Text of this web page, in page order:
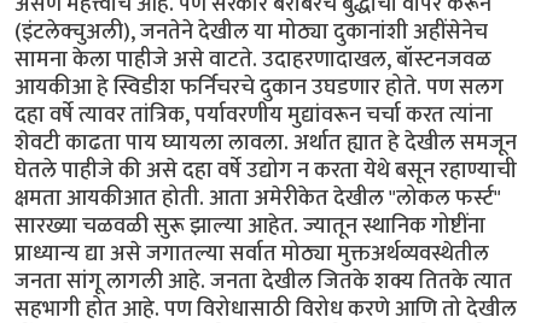
(इंटलेक्चुअली), जनतेने देखील या मोठ्या दुकानांशी अहींसेनेच
सामना केला पाहीजे असे वाटते. उदाहरणादाखल, बॉस्टनजवळ
आयकीआ हे स्विडीश फर्निचरचे दुकान उघडणार होते. पण सलग
दहा वर्षे त्यावर तांत्रिक, पर्यावरणीय मुद्यांवरून चर्चा करत त्यांना
शेवटी काढता पाय घ्यायला लावला. अर्थात ह्यात हे देखील समजून
घेतले पाहीजे की असे दहा वर्षे उद्योग न करता येथे बसून रहाण्याची
क्षमता आयकीआत होती. आता अमेरीकेत देखील "लोकल फर्स्ट"
सारख्या चळवळी सुरू झाल्या आहेत. ज्यातून स्थानिक गोष्टींना
प्राध्यान्य द्या असे जगातल्या सर्वात मोठ्या मुक्तअर्थव्यवस्थेतील
जनता सांगू लागली आहे. जनता देखील जितके शक्य तितके त्यात
सहभागी होत आहे. पण विरोधासाठी विरोध करणे आणि तो देखील